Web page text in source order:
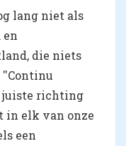
lang niet als
en
die niets
juiste richting
in elk van onze
een